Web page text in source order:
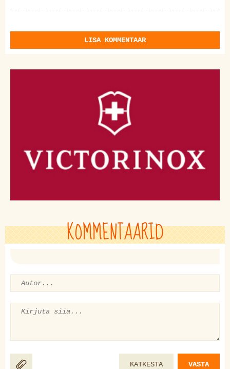
LISA KOMMENTAAR
KOMMENTAARID
KATKESTA VASTA